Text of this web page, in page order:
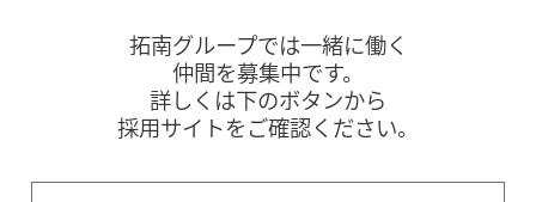
拓南グループでは一緒に働く
仲間を募集中です。
詳しくは下のボタンから
採用サイトをご確認ください。